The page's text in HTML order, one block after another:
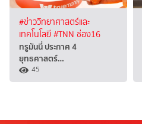
#ข่าววิทยาศาสตร์และ
เทคโนโลยี#TNN ช่อง16
ทรูมันนี่ ประกาศ 4
ยุทธศาสตร์…
45